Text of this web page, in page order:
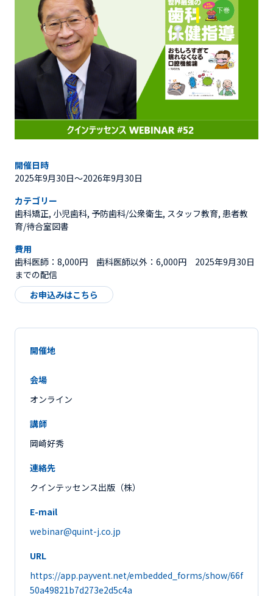
開催日時
2025年9月30日〜2026年9月30日
カテゴリー
歯科矯正, 小児歯科, 予防歯科/公衆衛生, スタッフ教育, 患者教
育/待合室図書
費用
歯科医師：8,000円 歯科医師以外：6,000円 2025年9月30日
までの配信
お申込みはこちら
開催地
会場
オンライン
講師
岡崎好秀
連絡先
クインテッセンス出版（株）
E-mail
webinar@quint-j.co.jp
URL
https://app.payvent.net/embedded_forms/show/66f
50a49821b7d273e2d5c4a